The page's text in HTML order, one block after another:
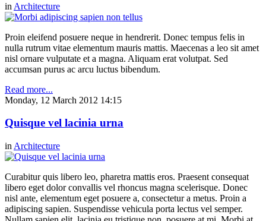
in Architecture
Proin eleifend posuere neque in hendrerit. Donec tempus felis in
nulla rutrum vitae elementum mauris mattis. Maecenas a leo sit amet
nisl ornare vulputate et a magna. Aliquam erat volutpat. Sed
accumsan purus ac arcu luctus bibendum.
Read more...
Monday, 12 March 2012 14:15
Quisque vel lacinia urna
in Architecture
Curabitur quis libero leo, pharetra mattis eros. Praesent consequat
libero eget dolor convallis vel rhoncus magna scelerisque. Donec
nisl ante, elementum eget posuere a, consectetur a metus. Proin a
adipiscing sapien. Suspendisse vehicula porta lectus vel semper.